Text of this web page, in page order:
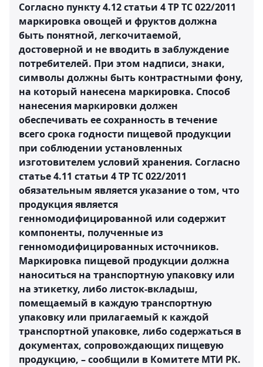
Согласно пункту 4.12 статьи 4 ТР ТС 022/2011
маркировка овощей и фруктов должна
быть понятной, легкочитаемой,
достоверной и не вводить в заблуждение
потребителей. При этом надписи, знаки,
символы должны быть контрастными фону,
на который нанесена маркировка. Способ
нанесения маркировки должен
обеспечивать ее сохранность в течение
всего срока годности пищевой продукции
при соблюдении установленных
изготовителем условий хранения. Согласно
статье 4.11 статьи 4 ТР ТС 022/2011
обязательным является указание о том, что
продукция является
генномодифицированной или содержит
компоненты, полученные из
генномодифицированных источников.
Маркировка пищевой продукции должна
наноситься на транспортную упаковку или
на этикетку, либо листок-вкладыш,
помещаемый в каждую транспортную
упаковку или прилагаемый к каждой
транспортной упаковке, либо содержаться в
документах, сопровождающих пищевую
продукцию, – сообщили в Комитете МТИ РК.